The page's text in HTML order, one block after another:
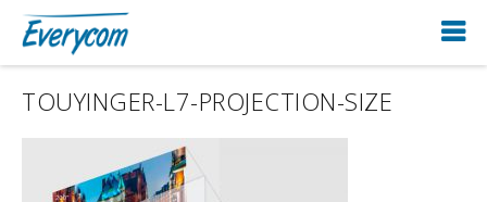
TOUYINGER-L7-PROJECTION-SIZE